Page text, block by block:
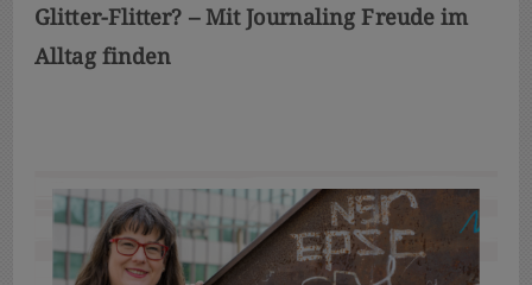
Glitter-Flitter? – Mit Journaling Freude im
Alltag finden